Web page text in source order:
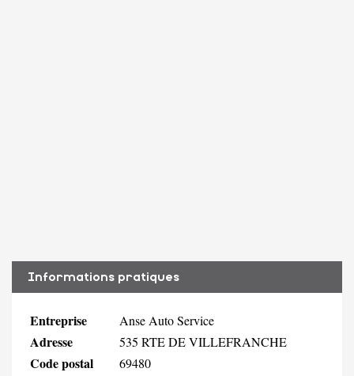
Informations pratiques
Entreprise Anse Auto Service
Adresse 535 RTE DE VILLEFRANCHE
Code postal 69480